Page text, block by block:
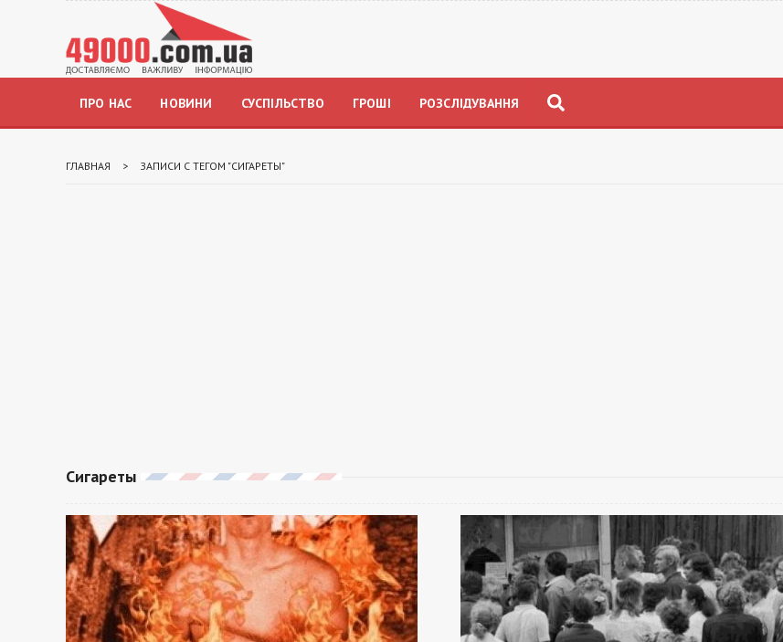
ПРО НАС НОВИНИ СУСПІЛЬСТВО ГРОШІ РОЗСЛІДУВАННЯ
ГЛАВНАЯ > ЗАПИСИ С ТЕГОМ "СИГАРЕТЫ"
Сигареты